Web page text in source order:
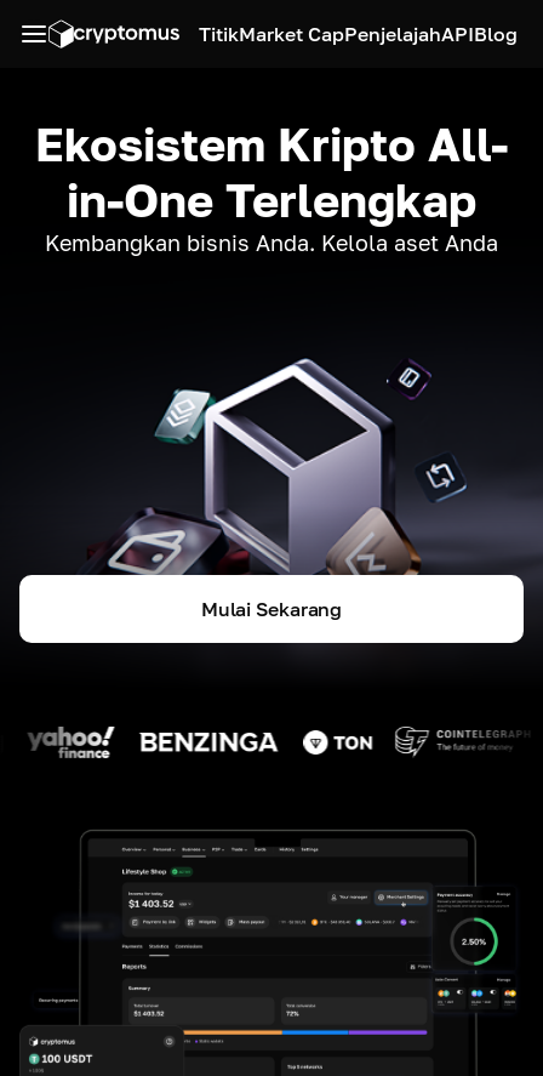
TitikMarket CapPenjelajahAPIBlog
Ekosistem Kripto All-
in-One Terlengkap
Kembangkan bisnis Anda. Kelola aset Anda
Mulai Sekarang